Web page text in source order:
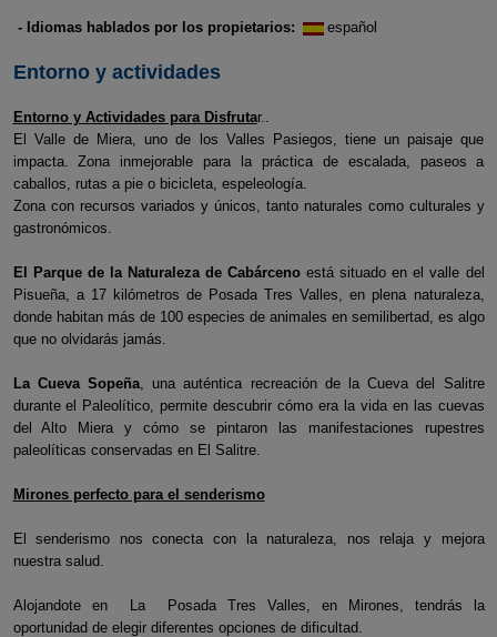
- Idiomas hablados por los propietarios: español
Entorno y actividades
Entorno y Actividades para Disfrutar..
El Valle de Miera, uno de los Valles Pasiegos, tiene un paisaje que
impacta. Zona inmejorable para la práctica de escalada, paseos a
caballos, rutas a pie o bicicleta, espeleología.
Zona con recursos variados y únicos, tanto naturales como culturales y
gastronómicos.
El Parque de la Naturaleza de Cabárceno está situado en el valle del
Pisueña, a 17 kilómetros de Posada Tres Valles, en plena naturaleza,
donde habitan más de 100 especies de animales en semilibertad, es algo
que no olvidarás jamás.
La Cueva Sopeña, una auténtica recreación de la Cueva del Salitre
durante el Paleolítico, permite descubrir cómo era la vida en las cuevas
del Alto Miera y cómo se pintaron las manifestaciones rupestres
paleolíticas conservadas en El Salitre.
Mirones perfecto para el senderismo
El senderismo nos conecta con la naturaleza, nos relaja y mejora
nuestra salud.
Alojandote en La Posada Tres Valles, en Mirones, tendrás la
oportunidad de elegir diferentes opciones de dificultad.